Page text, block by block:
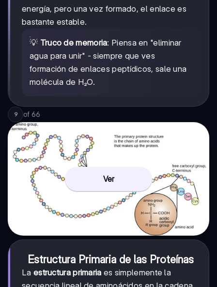
energía, pero una vez formado, el enlace es
bastante estable.
💡 Truco de memoria: Piensa en "eliminar
agua para unir" - siempre que ves
formación de enlaces peptídicos, sale una
molécula de H₂O.
9 of 66
Ver
Estructura Primaria de las Proteínas
La estructura primaria es simplemente la